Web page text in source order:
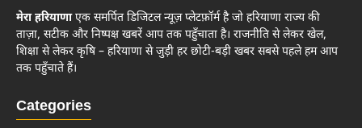
मेरा हरियाणाएक समर्पित डिजिटल न्यूज़ प्लेटफ़ॉर्म है जो हरियाणा राज्य की
ताज़ा, सटीक और निष्पक्ष खबरें आप तक पहुँचाता है। राजनीति से लेकर खेल,
शिक्षा से लेकर कृषि – हरियाणा से जुड़ी हर छोटी-बड़ी खबर सबसे पहले हम आप
तक पहुँचाते हैं।
Categories